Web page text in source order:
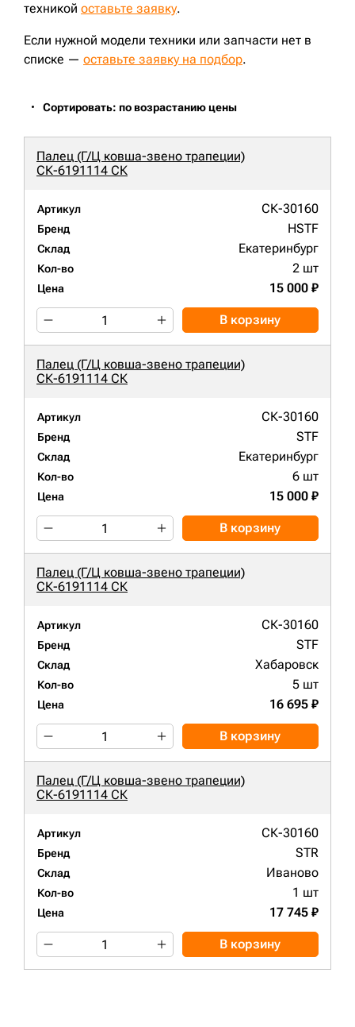
техникой оставьте заявку.
Если нужной модели техники или запчасти нет в
списке — оставьте заявку на подбор.
Сортировать: по возрастанию цены
Палец (Г/Ц ковша-звено трапеции)
СК-6191114 СК
Артикул СК-30160
Бренд HSTF
Склад Екатеринбург
Кол-во 2 шт
Цена 15 000 ₽
В корзину
Палец (Г/Ц ковша-звено трапеции)
СК-6191114 СК
Артикул СК-30160
Бренд STF
Склад Екатеринбург
Кол-во 6 шт
Цена 15 000 ₽
В корзину
Палец (Г/Ц ковша-звено трапеции)
СК-6191114 СК
Артикул СК-30160
Бренд STF
Склад Хабаровск
Кол-во 5 шт
Цена 16 695 ₽
В корзину
Палец (Г/Ц ковша-звено трапеции)
СК-6191114 СК
Артикул СК-30160
Бренд STR
Склад Иваново
Кол-во 1 шт
Цена 17 745 ₽
В корзину